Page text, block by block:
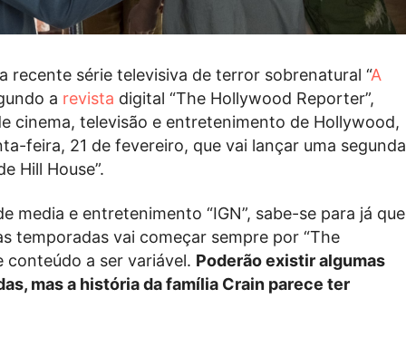
recente série televisiva de terror sobrenatural “A
a revista digital “The Hollywood Reporter”,
cinema, televisão e entretenimento de Hollywood,
feira, 21 de fevereiro, que vai lançar uma segunda
Hill House”.
media e entretenimento “IGN”, sabe-se para já que
temporadas vai começar sempre por “The
conteúdo a ser variável. Poderão existir algumas
mas a história da família Crain parece ter